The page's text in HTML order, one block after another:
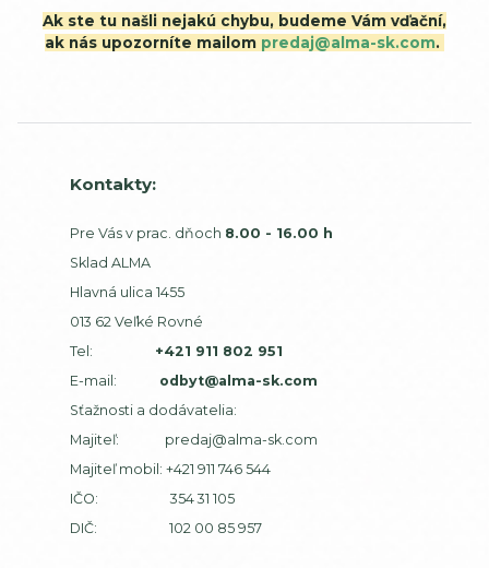
Ak ste tu našli nejakú chybu, budeme Vám vďační,
ak nás upozorníte mailom predaj@alma-sk.com.
Kontakty:
Pre Vás v prac. dňoch 8.00 - 16.00 h
Sklad ALMA
Hlavná ulica 1455
013 62 Veľké Rovné
Tel:
+421 911 802 951
E-mail: odbyt@alma-sk.com
Sťažnosti a dodávatelia:
Majiteľ: predaj@alma-sk.com
Majiteľ mobil: +421 911 746 544
IČO: 354 31 105
DIČ: 102 00 85 957